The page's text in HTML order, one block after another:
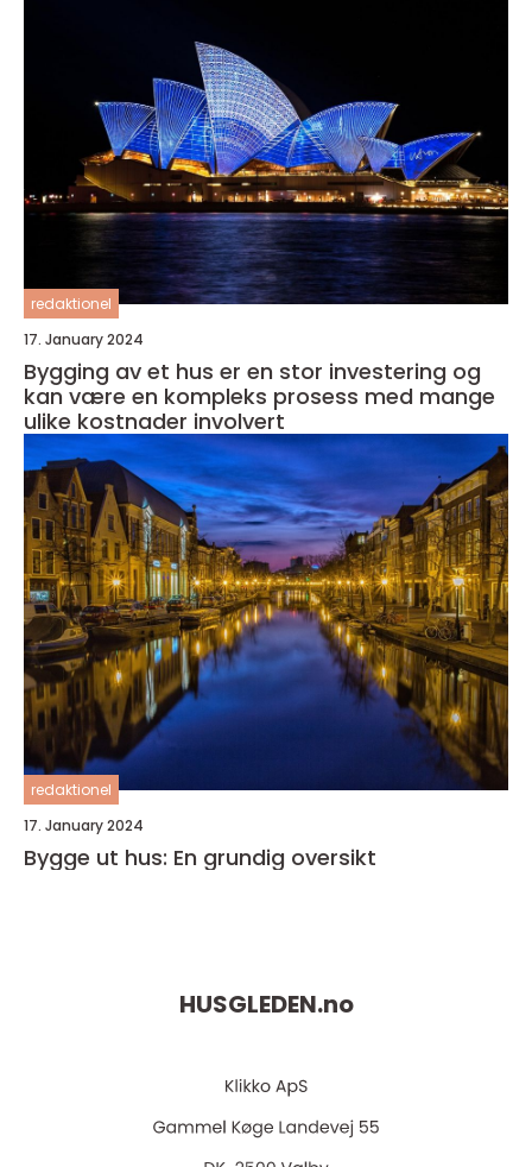
redaktionel
17. January 2024
Bygging av et hus er en stor investering og
kan være en kompleks prosess med mange
ulike kostnader involvert
redaktionel
17. January 2024
Bygge ut hus: En grundig oversikt
HUSGLEDEN.no